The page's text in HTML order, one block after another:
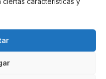
online con
para iOS en la Unión